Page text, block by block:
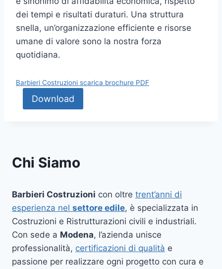
dei tempi e risultati duraturi. Una struttura
snella, un’organizzazione efficiente e risorse
umane di valore sono la nostra forza
quotidiana.
Barbieri Costruzioni scarica brochure PDF
Download
Chi Siamo
Barbieri Costruzioni con oltre trent’anni di
esperienza nel settore edile, è specializzata in
Costruzioni e Ristrutturazioni civili e industriali.
Con sede a Modena, l’azienda unisce
professionalità, certificazioni di qualità e
passione per realizzare ogni progetto con cura e